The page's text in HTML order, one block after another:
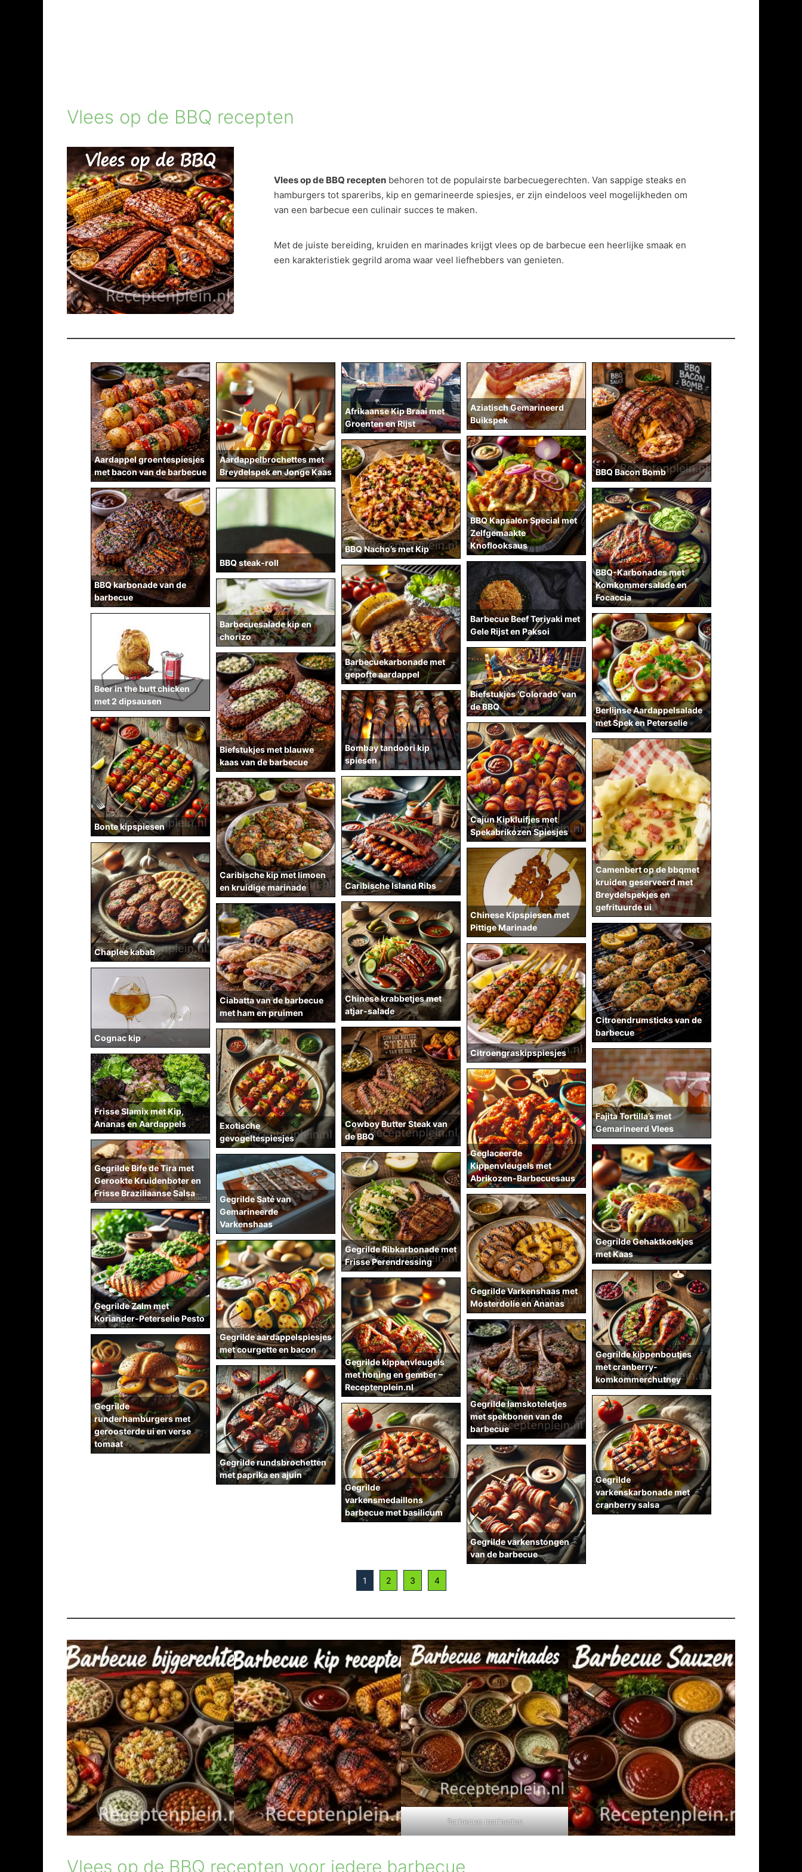
Vlees op de BBQ recepten
Vlees op de BBQ recepten behoren tot de populairste barbecuegerechten. Van sappige steaks en
hamburgers tot spareribs, kip en gemarineerde spiesjes, er zijn eindeloos veel mogelijkheden om
van een barbecue een culinair succes te maken.
Met de juiste bereiding, kruiden en marinades krijgt vlees op de barbecue een heerlijke smaak en
een karakteristiek gegrild aroma waar veel liefhebbers van genieten.
Aardappel groentespiesjes
met bacon van de barbecue
Aardappelbrochettes met
Breydelspek en Jonge Kaas
Afrikaanse Kip Braai met
Groenten en Rijst
Aziatisch Gemarineerd
Buikspek
Barbecue Beef Teriyaki met
Gele Rijst en Paksoi
Barbecuekarbonade met
gepofte aardappel
Barbecuesalade kip en
chorizo
BBQ Bacon Bomb
BBQ Kapsalon Special met
Zelfgemaakte
Knoflooksaus
BBQ karbonade van de
barbecue
BBQ Nacho’s met Kip
BBQ steak-roll
BBQ-Karbonades met
Komkommersalade en
Focaccia
Beer in the butt chicken
met 2 dipsausen
Berlijnse Aardappelsalade
met Spek en Peterselie
Biefstukjes ‘Colorado’ van
de BBQ
Biefstukjes met blauwe
kaas van de barbecue
Bombay tandoori kip
spiesen
Bonte kipspiesen
Cajun Kipkluifjes met
Spekabrikozen Spiesjes
Camenbert op de bbqmet
kruiden geserveerd met
Breydelspekjes en
gefrituurde ui
Caribische Island Ribs
Caribische kip met limoen
en kruidige marinade
Chaplee kabab
Chinese Kipspiesen met
Pittige Marinade
Chinese krabbetjes met
atjar-salade
Ciabatta van de barbecue
met ham en pruimen
Citroendrumsticks van de
barbecue
Citroengraskipspiesjes
Cognac kip
Cowboy Butter Steak van
de BBQ
Exotische
gevogeltespiesjes
Fajita Tortilla’s met
Gemarineerd Vlees
Frisse Slamix met Kip,
Ananas en Aardappels
Geglaceerde
Kippenvleugels met
Abrikozen-Barbecuesaus
Gegrilde aardappelspiesjes
met courgette en bacon
Gegrilde Bife de Tira met
Gerookte Kruidenboter en
Frisse Braziliaanse Salsa
Gegrilde Gehaktkoekjes
met Kaas
Gegrilde kippenboutjes
met cranberry-
komkommerchutney
Gegrilde kippenvleugels
met honing en gember –
Receptenplein.nl
Gegrilde lamskoteletjes
met spekbonen van de
barbecue
Gegrilde Ribkarbonade met
Frisse Perendressing
Gegrilde
runderhamburgers met
geroosterde ui en verse
tomaat
Gegrilde rundsbrochetten
met paprika en ajuin
Gegrilde Saté van
Gemarineerde
Varkenshaas
Gegrilde Varkenshaas met
Mosterdolie en Ananas
Gegrilde
varkenskarbonade met
cranberry salsa
Gegrilde
varkensmedaillons
barbecue met basilicum
Gegrilde varkenstongen
van de barbecue
Gegrilde Zalm met
Koriander-Peterselie Pesto
1 2 3 4
Barbecue marinades
Vlees op de BBQ recepten voor iedere barbecue